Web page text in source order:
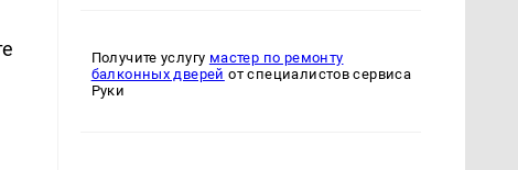
Получите услугу мастер по ремонту
балконных дверей от специалистов сервиса
Руки